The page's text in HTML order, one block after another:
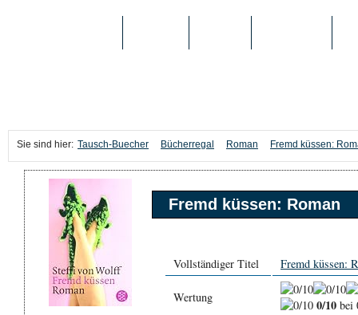
Sie sind hier: Tausch-Buecher Bücherregal Roman Fremd küssen:
Fremd küssen: Roman
Vollständiger Titel Fremd küssen:
Wertung 0/10 bei